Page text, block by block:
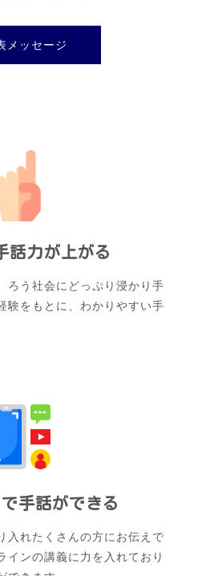
メッセージ
話力が上がる
ろう社会にどっぷり浸かり手
験をもとに、わかりやすい手
手話ができる
入れたくさんの方にお伝えで
インの講義に力を入れており